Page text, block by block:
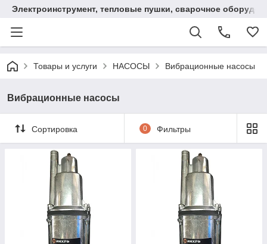
Электроинструмент, тепловые пушки, сварочное
Товары и услуги НАСОСЫ Вибрационные насосы
Вибрационные насосы
Сортировка 0 Фильтры